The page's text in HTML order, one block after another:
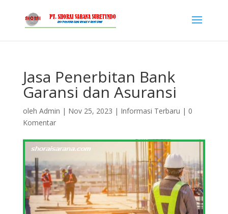
Jasa Penerbitan Bank
Garansi dan Asuransi
oleh Admin | Nov 25, 2023 | Informasi Terbaru | 0
Komentar